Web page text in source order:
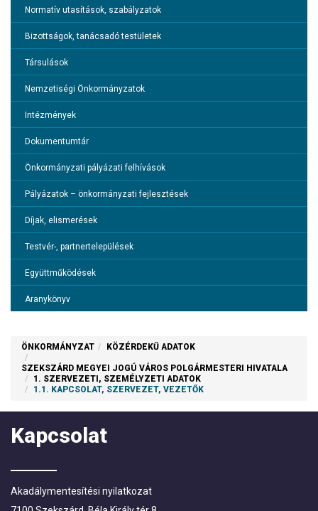
Normatív utasítások, szabályzatok
Bizottságok, tanácsadó testületek
Társulások
Nemzetiségi Önkormányzatok
Intézmények
Dokumentumtár
Önkormányzati pályázati felhívások
Pályázatok – önkormányzati fejlesztések
Díjak, elismerések
Testvér-, partnertelepülések
Együttműködések
Aranykönyv
Információk
Közérdekű Adatok
VESZÉLYHELYZETTEL KAPCSOLATOS TÁJÉKOZTATÓK
Átláthatóság
Zöld város
Társadalmasítás
Klímastratégia és klímatudatosság
Menetrendek
Közétkeztetés
Akadálymentesítési nyilatkozat
Lakossági adatgyűjtés
Választási információk
ÖNKORMÁNYZAT KÖZÉRDEKŰ ADATOK
SZEKSZÁRD MEGYEI JOGÚ VÁROS POLGÁRMESTERI HIVATALA
1. SZERVEZETI, SZEMÉLYZETI ADATOK
1.1. KAPCSOLAT, SZERVEZET, VEZETŐK
Kapcsolat
Akadálymentesítési nyilatkozat